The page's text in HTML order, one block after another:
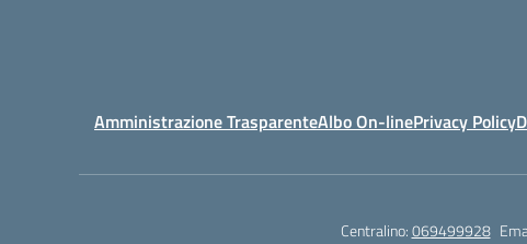
Amministrazione TrasparenteAlbo On-linePrivacy Policy
Centralino:069499928